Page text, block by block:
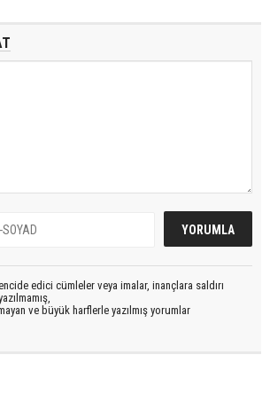
edici cümleler veya imalar, inançlara saldırı
ve büyük harflerle yazılmış yorumlar